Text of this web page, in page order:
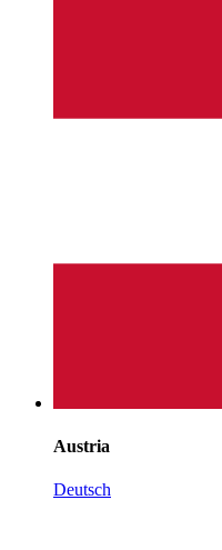
Austria
Deutsch